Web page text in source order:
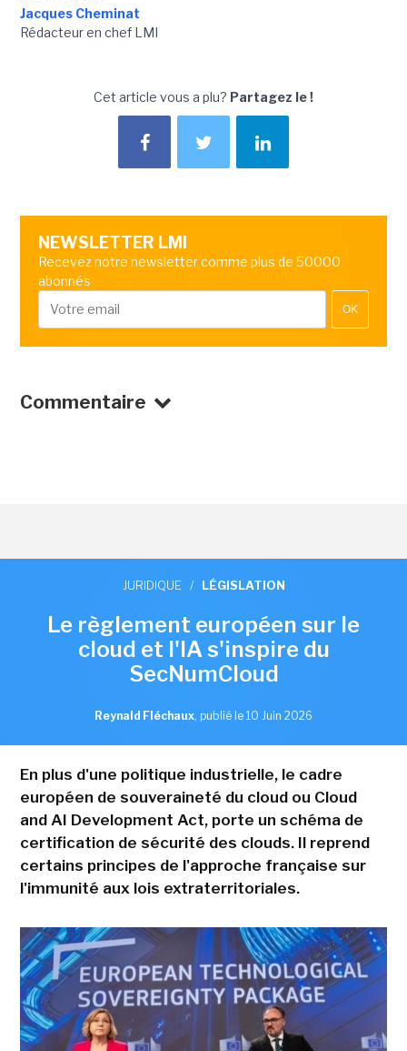
Jacques Cheminat
Rédacteur en chef LMI
Cet article vous a plu? Partagez le !
NEWSLETTER LMI
Recevez notre newsletter comme plus de 50000
abonnés
OK
Commentaire
JURIDIQUE / LÉGISLATION
Le règlement européen sur le
cloud et l'IA s'inspire du
SecNumCloud
Reynald Fléchaux, publié le 10 Juin 2026
En plus d'une politique industrielle, le cadre
européen de souveraineté du cloud ou Cloud
and AI Development Act, porte un schéma de
certification de sécurité des clouds. Il reprend
certains principes de l'approche française sur
l'immunité aux lois extraterritoriales.